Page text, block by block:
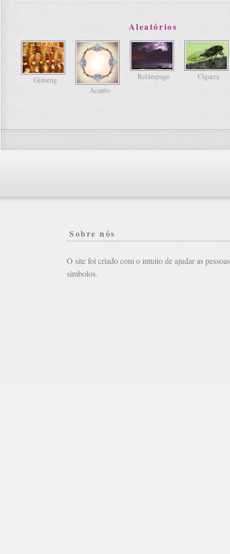
Aleatórios
Ginseng
Acanto
Relâmpago Cigarra
Sobre nós
O site foi criado com o intuito de ajudar as
símbolos.